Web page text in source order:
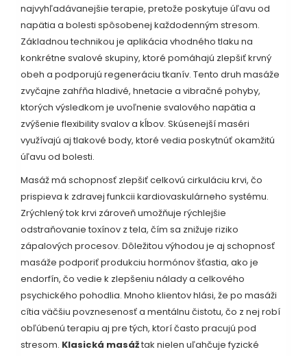
najvyhľadávanejšie terapie, pretože poskytuje úľavu od
napätia a bolesti spôsobenej každodenným stresom.
Základnou technikou je aplikácia vhodného tlaku na
konkrétne svalové skupiny, ktoré pomáhajú zlepšiť krvný
obeh a podporujú regeneráciu tkanív. Tento druh masáže
zvyčajne zahŕňa hladivé, hnetacie a vibračné pohyby,
ktorých výsledkom je uvoľnenie svalového napätia a
zvýšenie flexibility svalov a kĺbov. Skúsenejší maséri
využívajú aj tlakové body, ktoré vedia poskytnúť okamžitú
úľavu od bolesti.
Masáž má schopnosť zlepšiť celkovú cirkuláciu krvi, čo
prispieva k zdravej funkcii kardiovaskulárneho systému.
Zrýchlený tok krvi zároveň umožňuje rýchlejšie
odstraňovanie toxínov z tela, čím sa znižuje riziko
zápalových procesov. Dôležitou výhodou je aj schopnosť
masáže podporiť produkciu hormónov šťastia, ako je
endorfín, čo vedie k zlepšeniu nálady a celkového
psychického pohodlia. Mnoho klientov hlási, že po masáži
cítia väčšiu povznesenosť a mentálnu čistotu, čo z nej robí
obľúbenú terapiu aj pre tých, ktorí často pracujú pod
stresom. Klasická masážtak nielen uľahčuje fyzické